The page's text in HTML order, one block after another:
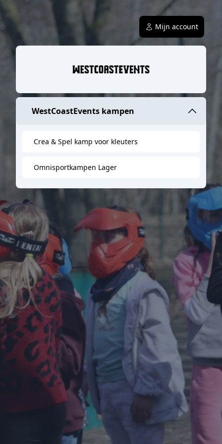
Mijn account
WestCoastEvents kampen
Crea & Spel kamp voor kleuters
Omnisportkampen Lager